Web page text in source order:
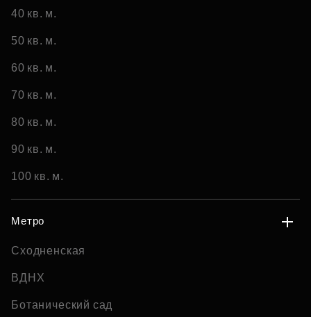
40 кв. м.
50 кв. м.
60 кв. м.
70 кв. м.
80 кв. м.
90 кв. м.
100 кв. м.
Метро
Сходненская
ВДНХ
Ботанический сад